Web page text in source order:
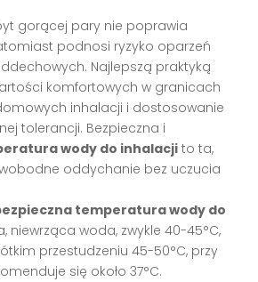
gorącej pary nie poprawia
podnosi ryzyko oparzeń
Najlepszą praktyką
komfortowych w granicach
inhalacji i dostosowanie
tolerancji. Bezpieczna i
wody do inhalacjito ta,
oddychanie bez uczucia
temperatura wody do
niewrząca woda, zwykle 40-45°C,
przestudzeniu 45-50°C, przy
się około 37°C.